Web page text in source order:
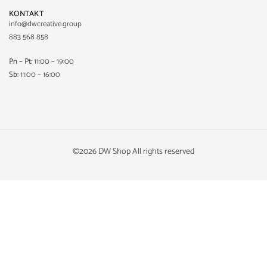
KONTAKT
info@dwcreative.group
883 568 858
Pn – Pt:11:00 – 19:00
Sb:11:00 – 16:00
©2026 DW Shop All rights reserved